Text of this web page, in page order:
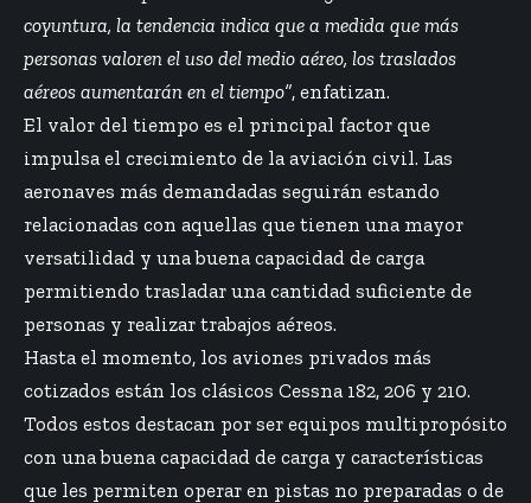
coyuntura, la tendencia indica que a medida que más
personas valoren el uso del medio aéreo, los traslados
aéreos aumentarán en el tiempo”, enfatizan.
El valor del tiempo es el principal factor que
impulsa el crecimiento de la aviación civil. Las
aeronaves más demandadas seguirán estando
relacionadas con aquellas que tienen una mayor
versatilidad y una buena capacidad de carga
permitiendo trasladar una cantidad suficiente de
personas y realizar trabajos aéreos.
Hasta el momento, los aviones privados más
cotizados están los clásicos Cessna 182, 206 y 210.
Todos estos destacan por ser equipos multipropósito
con una buena capacidad de carga y características
que les permiten operar en pistas no preparadas o de